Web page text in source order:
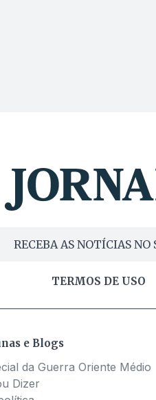
RECEBA AS NOTÍCIAS NO
TERMOS DE USO
e Blogs
da Guerra Oriente Médio
Dizer